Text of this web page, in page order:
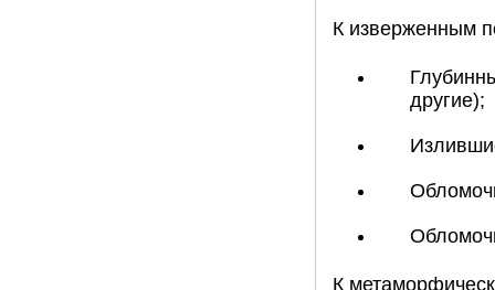
К изверженным
другие);
К